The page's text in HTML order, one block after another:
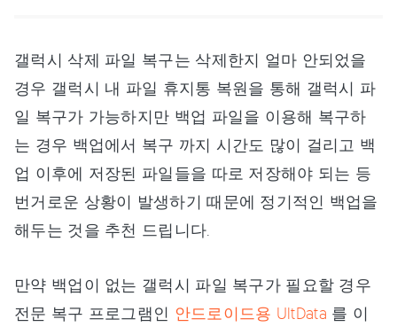
갤럭시 삭제 파일 복구는 삭제한지 얼마 안되었을
경우 갤럭시 내 파일 휴지통 복원을 통해 갤럭시 파
일 복구가 가능하지만 백업 파일을 이용해 복구하
는 경우 백업에서 복구 까지 시간도 많이 걸리고 백
업 이후에 저장된 파일들을 따로 저장해야 되는 등
번거로운 상황이 발생하기 때문에 정기적인 백업을
해두는 것을 추천 드립니다.
만약 백업이 없는 갤럭시 파일 복구가 필요할 경우
전문 복구 프로그램인 안드로이드용 UltData 를 이